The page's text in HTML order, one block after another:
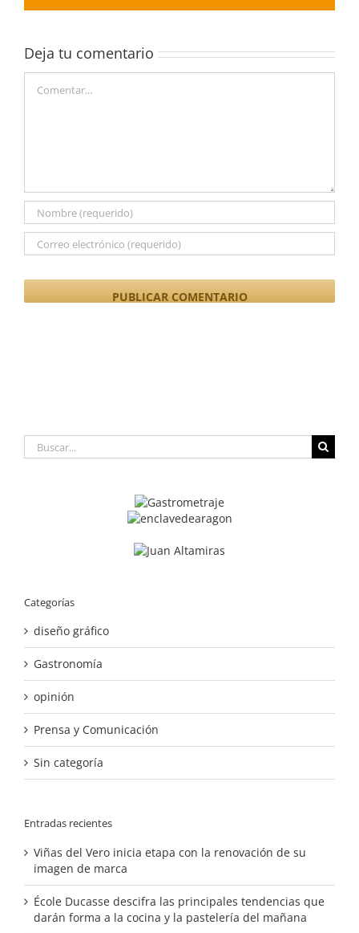
Deja tu comentario
Buscar:
Categorías
diseño gráfico
Gastronomía
opinión
Prensa y Comunicación
Sin categoría
Entradas recientes
Viñas del Vero inicia etapa con la renovación de su
imagen de marca
École Ducasse descifra las principales tendencias que
darán forma a la cocina y la pastelería del mañana